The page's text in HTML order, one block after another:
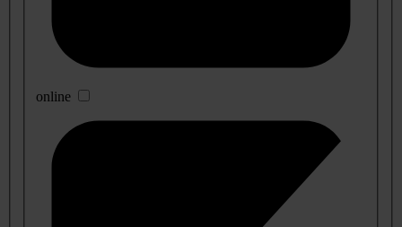
online